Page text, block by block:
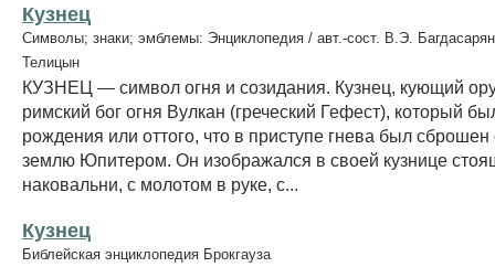
Кузнец
Символы; знаки; эмблемы: Энциклопедия / авт.-сост. В.Э.
Телицын
КУЗНЕЦ — символ огня и созидания. Кузнец, кующий
римский бог огня Вулкан (греческий Гефест), который
рождения или оттого, что в приступе гнева был
землю Юпитером. Он изображался в своей кузнице
наковальни, с молотом в руке, с...
Кузнец
Библейская энциклопедия Брокгауза